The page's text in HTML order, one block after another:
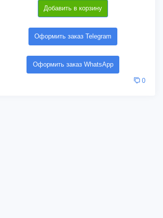
Добавить в корзину
Оформить заказ Telegram
Оформить заказ WhatsApp
0